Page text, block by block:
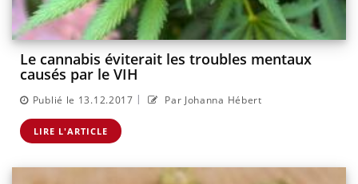
Le cannabis éviterait les troubles mentaux
causés par le VIH
Publié le 13.12.2017 | Par Johanna Hébert
LIRE L'ARTICLE